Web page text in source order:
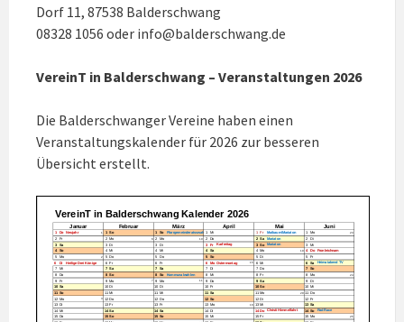
Dorf 11, 87538 Balderschwang
08328 1056 oder info@balderschwang.de
VereinT in Balderschwang – Veranstaltungen 2026
Die Balderschwanger Vereine haben einen
Veranstaltungskalender für 2026 zur besseren
Übersicht erstellt.